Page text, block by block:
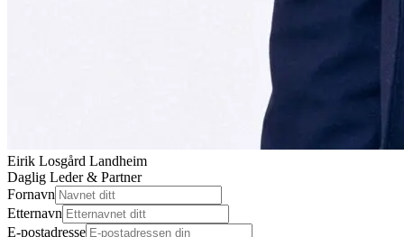
Eirik Losgård Landheim
Daglig Leder & Partner
Fornavn
Etternavn
E-postadresse